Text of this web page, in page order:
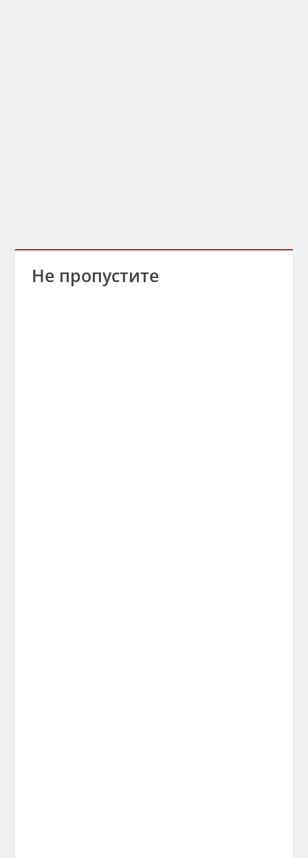
Не пропустите